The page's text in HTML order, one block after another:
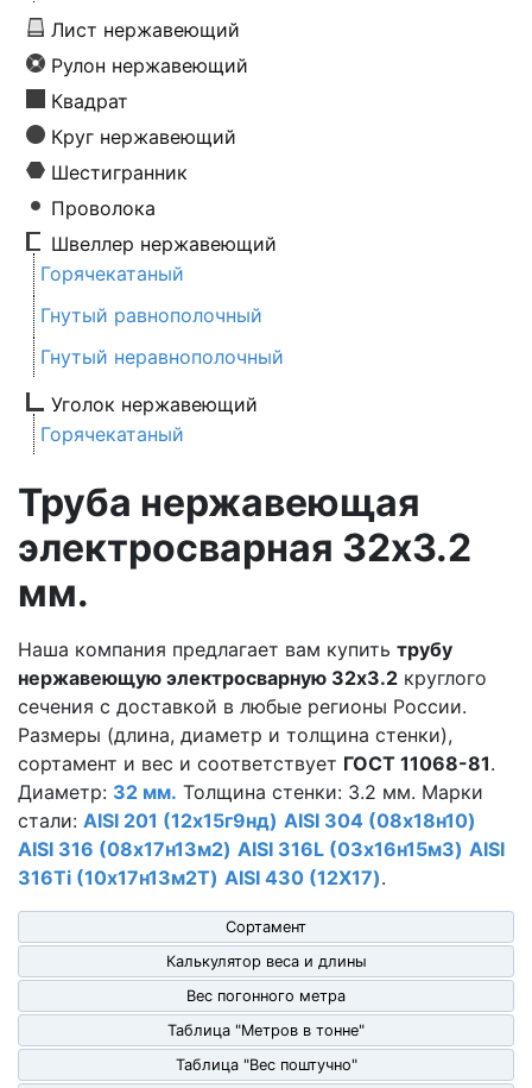
Лист нержавеющий
Рулон нержавеющий
Квадрат
Круг нержавеющий
Шестигранник
Проволока
Швеллер нержавеющий
Горячекатаный
Гнутый равнополочный
Гнутый неравнополочный
Уголок нержавеющий
Горячекатаный
Труба нержавеющая
электросварная 32х3.2
мм.
Наша компания предлагает вам купить трубу
нержавеющую электросварную 32х3.2 круглого
сечения с доставкой в любые регионы России.
Размеры (длина, диаметр и толщина стенки),
сортамент и вес и соответствует ГОСТ 11068-81.
Диаметр: 32 мм. Толщина стенки: 3.2 мм. Марки
стали: AISI 201 (12х15г9нд) AISI 304 (08х18н10)
AISI 316 (08х17н13м2) AISI 316L (03х16н15м3) AISI
316Ti (10х17н13м2Т) AISI 430 (12Х17).
Сортамент
Калькулятор веса и длины
Вес погонного метра
Таблица "Метров в тонне"
Таблица "Вес поштучно"